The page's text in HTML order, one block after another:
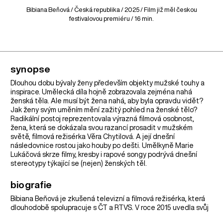
Bibiana Beňová /Česká republika / 2025 / Film již měl českou
festivalovou premiéru / 16 min.
synopse
Dlouhou dobu bývaly ženy především objekty mužské touhy a
inspirace. Umělecká díla hojně zobrazovala zejména nahá
ženská těla. Ale musí být žena nahá, aby byla opravdu vidět?
Jak ženy svým uměním mění zažitý pohled na ženské tělo?
Radikální postoj reprezentovala výrazná filmová osobnost,
žena, která se dokázala svou razancí prosadit v mužském
světě, filmová režisérka Věra Chytilová. A její dnešní
následovnice rostou jako houby po dešti. Umělkyně Marie
Lukáčová skrze filmy, kresby i rapové songy podrývá dnešní
stereotypy týkající se (nejen) ženských těl.
biografie
Bibiana Beňová je zkušená televizní a filmová režisérka, která
dlouhodobě spolupracuje s ČT a RTVS. V roce 2015 uvedla svůj